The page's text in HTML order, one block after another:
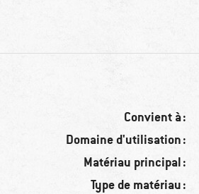
Convient à :
Domaine d'utilisation :
Matériau principal :
Type de matériau :